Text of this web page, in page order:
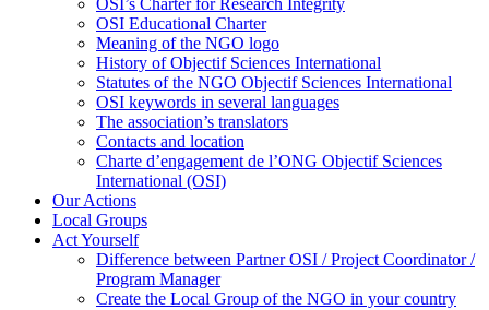
OSI Educational Charter
Meaning of the NGO logo
History of Objectif Sciences International
Statutes of the NGO Objectif Sciences International
OSI keywords in several languages
The association’s translators
Contacts and location
Charte d’engagement de l’ONG Objectif Sciences
International (OSI)
Our Actions
Local Groups
Act Yourself
Difference between Partner OSI / Project Coordinator /
Program Manager
Create the Local Group of the NGO in your country